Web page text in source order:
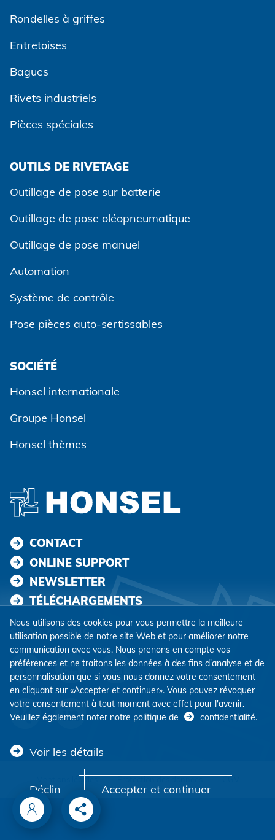
Rondelles à griffes
Entretoises
Bagues
Rivets industriels
Pièces spéciales
OUTILS DE RIVETAGE
Outillage de pose sur batterie
Outillage de pose oléopneumatique
Outillage de pose manuel
Automation
Système de contrôle
Pose pièces auto-sertissables
SOCIÉTÉ
Honsel internationale
Groupe Honsel
Honsel thèmes
CONTACT
ONLINE SUPPORT
NEWSLETTER
TÉLÉCHARGEMENTS
SUIVEZ-NOUS
Nous utilisons des cookies pour vous permettre la meilleure
utilisation possible de notre site Web et pour améliorer notre
communication avec vous. Nous prenons en compte vos
préférences et ne traitons les données à des fins d'analyse et de
personnalisation que si vous nous donnez votre consentement
en cliquant sur «Accepter et continuer». Vous pouvez révoquer
votre consentement à tout moment avec effet pour l'avenir.
Veuillez également noter notre politique de
confidentialité.
Voir les détails
Déclin Accepter et continuer